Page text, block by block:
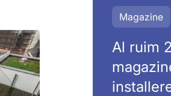
Magazine
Al ruim